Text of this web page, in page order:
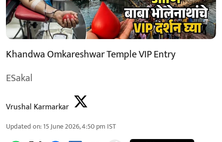
Khandwa Omkareshwar Temple VIP Entry
ESakal
Vrushal Karmarkar
Updated on:15 June 2026, 4:50 pm IST